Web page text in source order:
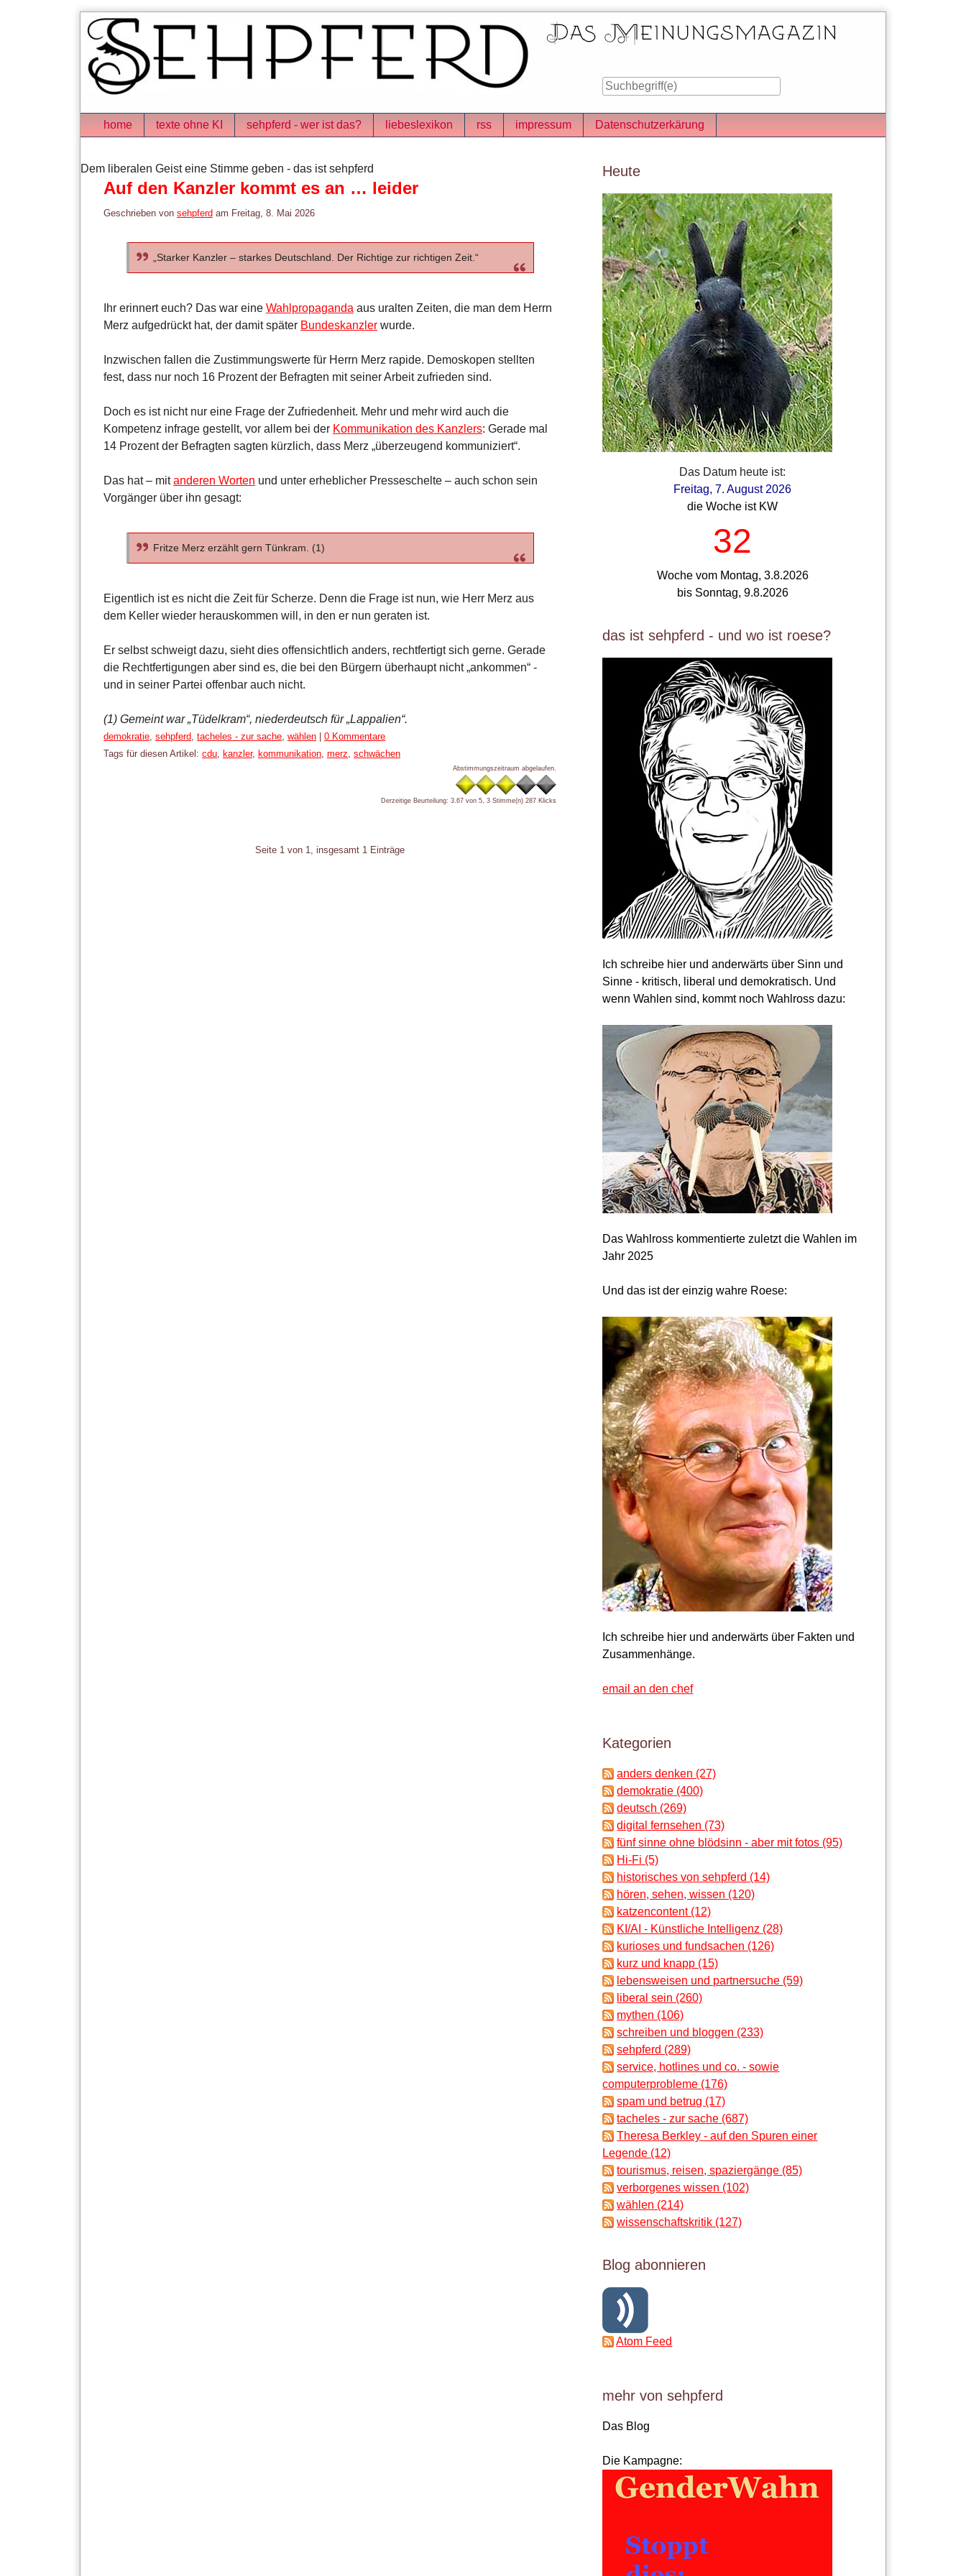
Navigation
home texte ohne KI sehpferd - wer ist das? liebeslexikon rss impressum Datenschutzerkärung
Dem liberalen Geist eine Stimme geben - das ist sehpferd
Auf den Kanzler kommt es an … leider
Geschrieben von sehpferd am Freitag, 8. Mai 2026
„Starker Kanzler – starkes Deutschland. Der Richtige zur richtigen Zeit.“
Ihr erinnert euch? Das war eine Wahlpropaganda aus uralten Zeiten, die man dem Herrn
Merz aufgedrückt hat, der damit später Bundeskanzler wurde.
Inzwischen fallen die Zustimmungswerte für Herrn Merz rapide. Demoskopen stellten
fest, dass nur noch 16 Prozent der Befragten mit seiner Arbeit zufrieden sind.
Doch es ist nicht nur eine Frage der Zufriedenheit. Mehr und mehr wird auch die
Kompetenz infrage gestellt, vor allem bei der Kommunikation des Kanzlers: Gerade mal
14 Prozent der Befragten sagten kürzlich, dass Merz „überzeugend kommuniziert“.
Das hat – mitanderen Worten und unter erheblicher Presseschelte – auch schon sein
Vorgänger über ihn gesagt:
Fritze Merz erzählt gern Tünkram. (1)
Eigentlich ist es nicht die Zeit für Scherze. Denn die Frage ist nun, wie Herr Merz aus
dem Keller wieder herauskommen will, in den er nun geraten ist.
Er selbst schweigt dazu, sieht dies offensichtlich anders, rechtfertigt sich gerne. Gerade
die Rechtfertigungen aber sind es, die bei den Bürgern überhaupt nicht „ankommen“ -
und in seiner Partei offenbar auch nicht.
(1) Gemeint war„Tüdelkram“, niederdeutsch für „Lappalien“.
Kategorien:
demokratie sehpferd tacheles - zur sache wählen
0 Kommentare
Tags für diesen Artikel: cdu kanzler, kommunikation merz schwächen
Abstimmungszeitraum abgelaufen.
Derzeitige Beurteilung: 3.67 von 5, 3 Stimme(n) 287 Klicks
Seite 1 von 1, insgesamt 1 Einträge
Seitenleiste
Heute
Das Datum heute ist:
Freitag, 7. August 2026
die Woche ist KW
32
Woche vom Montag, 3.8.2026
bis Sonntag, 9.8.2026
das ist sehpferd - und wo ist roese?
Ich schreibe hier und anderwärts über Sinn und
Sinne - kritisch, liberal und demokratisch. Und
wenn Wahlen sind, kommt noch Wahlross dazu:
Das Wahlross kommentierte zuletzt die Wahlen im
Jahr 2025
Und das ist der einzig wahre Roese:
Ich schreibe hier und anderwärts über Fakten und
Zusammenhänge.
email an den chef
Kategorien
anders denken (27)
demokratie (400)
deutsch (269)
digital fernsehen (73)
fünf sinne ohne blödsinn - aber mit fotos (95)
Hi-Fi (5)
historisches von sehpferd (14)
hören, sehen, wissen (120)
katzencontent (12)
KI/AI - Künstliche Intelligenz (28)
kurioses und fundsachen (126)
kurz und knapp (15)
lebensweisen und partnersuche (59)
liberal sein (260)
mythen (106)
schreiben und bloggen (233)
sehpferd (289)
service, hotlines und co. - sowie
computerprobleme (176)
spam und betrug (17)
tacheles - zur sache (687)
Theresa Berkley - auf den Spuren einer
Legende (12)
tourismus, reisen, spaziergänge (85)
verborgenes wissen (102)
wählen (214)
wissenschaftskritik (127)
Blog abonnieren
Atom Feed
mehr von sehpferd
Das Blog
Die Kampagne: